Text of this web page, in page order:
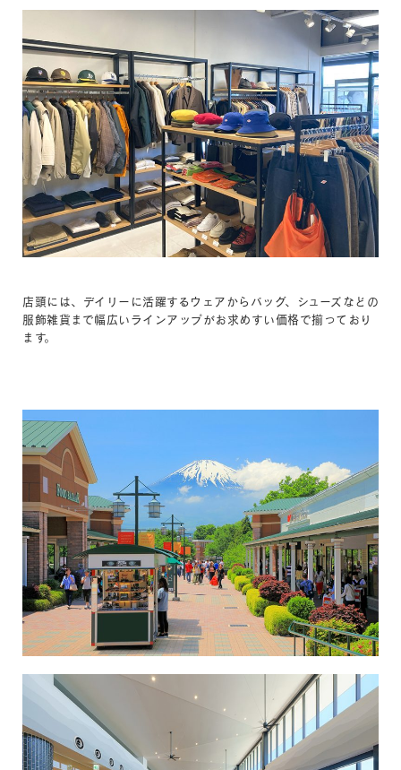
店頭には、デイリーに活躍するウェアからバッグ、シューズなどの
服飾雑貨まで幅広いラインアップがお求めすい価格で揃っており
ます。